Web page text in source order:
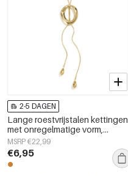
2-5 DAGEN
Lange roestvrijstalen kettingen
met onregelmatige vorm,
eenvoudige, alledaagse serie,
damessieraden
MSRP €22,99
€6,95